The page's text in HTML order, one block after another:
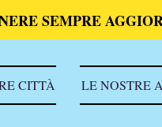
SEMPRE
CITTÀ LE NOSTRE